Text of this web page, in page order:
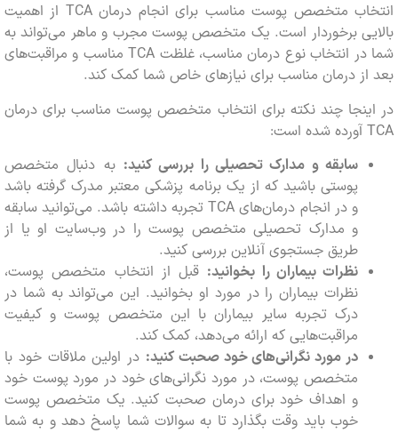
انتخاب متخصص پوست مناسب برای انجام درمان TCA از اهمیت
برخوردار است. یک متخصص پوست مجرب و ماهر می‌تواند به
شما در انتخاب نوع درمان مناسب، غلظت TCA مناسب و مراقبت‌های
درمان مناسب برای نیازهای خاص شما کمک کند.
چند نکته برای انتخاب متخصص پوست مناسب برای درمان
سابقه و مدارک تحصیلی را بررسی کنید: به دنبال متخصص
پوستی باشید که از یک برنامه پزشکی معتبر مدرک گرفته باشد
و در انجام درمان‌های TCA تجربه داشته باشد. می‌توانید سابقه
و مدارک تحصیلی متخصص پوست را در وب‌سایت او یا از
طریق جستجوی آنلاین بررسی کنید.
نظرات بیماران را بخوانید:قبل از انتخاب متخصص پوست،
نظرات بیماران را در مورد او بخوانید. این می‌تواند به شما در
درک تجربه سایر بیماران با این متخصص پوست و کیفیت
مراقبت‌هایی که ارائه می‌دهد، کمک کند.
در مورد نگرانی‌های خود صحبت کنید:در اولین ملاقات خود با
متخصص پوست، در مورد نگرانی‌های خود در مورد پوست خود
و اهداف خود برای درمان صحبت کنید. یک متخصص پوست
خوب باید وقت بگذارد تا به سوالات شما پاسخ دهد و به شما